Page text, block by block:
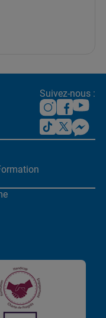
Suivez-nous :